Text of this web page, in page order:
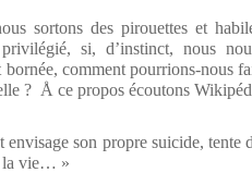
sortons des pirouettes et
si, d’instinct, nous
comment pourrions-nous
? Å ce propos écoutons
son propre suicide, tente
la vie… »